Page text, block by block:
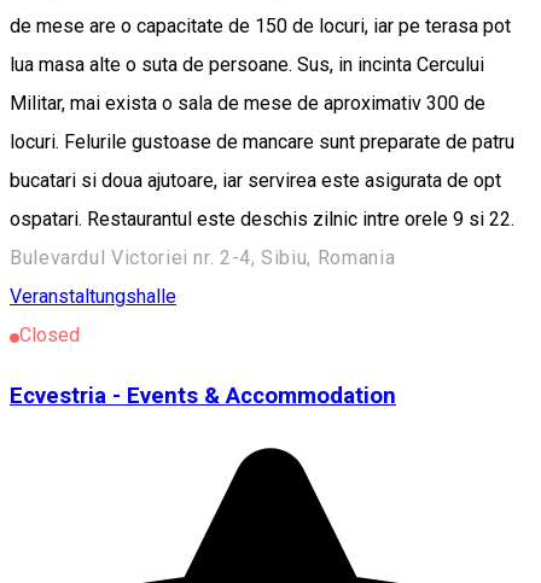
de mese are o capacitate de 150 de locuri, iar pe terasa pot
lua masa alte o suta de persoane. Sus, in incinta Cercului
Militar, mai exista o sala de mese de aproximativ 300 de
locuri. Felurile gustoase de mancare sunt preparate de patru
bucatari si doua ajutoare, iar servirea este asigurata de opt
ospatari. Restaurantul este deschis zilnic intre orele 9 si 22.
Bulevardul Victoriei nr. 2-4, Sibiu, Romania
Veranstaltungshalle
Closed
Ecvestria - Events & Accommodation